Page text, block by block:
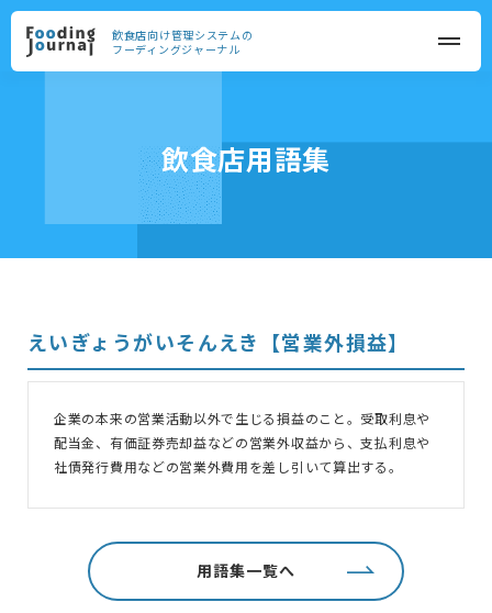
飲食店向け管理システムの
フーディングジャーナル
飲食店用語集
えいぎょうがいそんえき【営業外損益】
企業の本来の営業活動以外で生じる損益のこと。受取利息や
配当金、有価証券売却益などの営業外収益から、支払利息や
社債発行費用などの営業外費用を差し引いて算出する。
用語集一覧へ